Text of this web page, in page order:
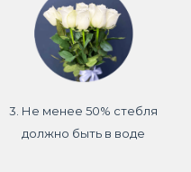
3. Не менее 50% стебля
должно быть в воде